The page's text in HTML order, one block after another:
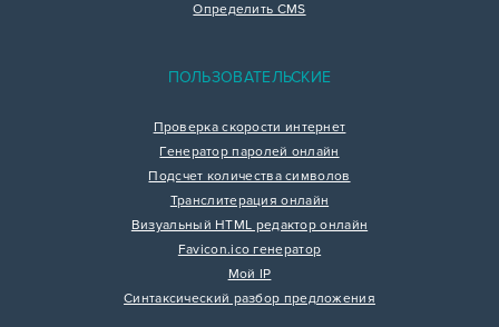
Определить CMS
ПОЛЬЗОВАТЕЛЬСКИЕ
Проверка скорости интернет
Генератор паролей онлайн
Подсчет количества символов
Транслитерация онлайн
Визуальный HTML редактор онлайн
Favicon.ico генератор
Мой IP
Синтаксический разбор предложения